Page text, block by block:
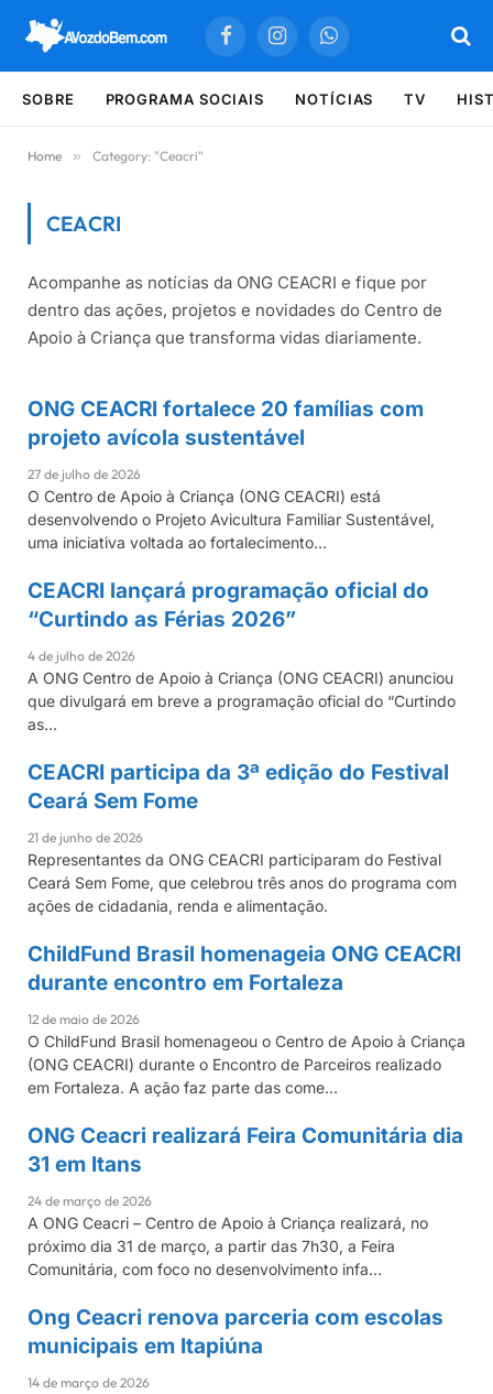
FacebookInstagramWhatsApp
SOBRE PROGRAMA SOCIAIS NOTÍCIAS TV
Home » Category: "Ceacri"
CEACRI
Últimas notícias sobre Ceacri
Acompanhe as notícias da ONG CEACRI e fique por
dentro das ações, projetos e novidades do Centro de
Apoio à Criança que transforma vidas diariamente.
CEACRI
ONG CEACRI fortalece 20 famílias com
projeto avícola sustentável
27 de julho de 2026
O Centro de Apoio à Criança (ONG CEACRI) está
desenvolvendo o Projeto Avicultura Familiar Sustentável,
uma iniciativa voltada ao fortalecimento…
CEACRI
CEACRI lançará programação oficial do
“Curtindo as Férias 2026”
4 de julho de 2026
A ONG Centro de Apoio à Criança (ONG CEACRI) anunciou
que divulgará em breve a programação oficial do “Curtindo
as…
CEACRI
CEACRI participa da 3ª edição do Festival
Ceará Sem Fome
21 de junho de 2026
Representantes da ONG CEACRI participaram do Festival
Ceará Sem Fome, que celebrou três anos do programa com
ações de cidadania, renda e alimentação.
CEACRI
ChildFund Brasil homenageia ONG CEACRI
durante encontro em Fortaleza
12 de maio de 2026
O ChildFund Brasil homenageou o Centro de Apoio à Criança
(ONG CEACRI) durante o Encontro de Parceiros realizado
em Fortaleza. A ação faz parte das come…
CEACRI
ONG Ceacri realizará Feira Comunitária dia
31 em Itans
24 de março de 2026
A ONG Ceacri – Centro de Apoio à Criança realizará, no
próximo dia 31 de março, a partir das 7h30, a Feira
Comunitária, com foco no desenvolvimento infa…
CEACRI
Ong Ceacri renova parceria com escolas
municipais em Itapiúna
14 de março de 2026